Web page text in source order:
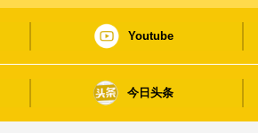
Youtube
今日头条